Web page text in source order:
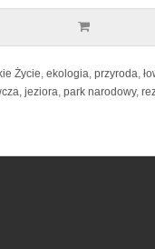
Życie, ekologia, przyroda,
, jeziora, park narodowy,